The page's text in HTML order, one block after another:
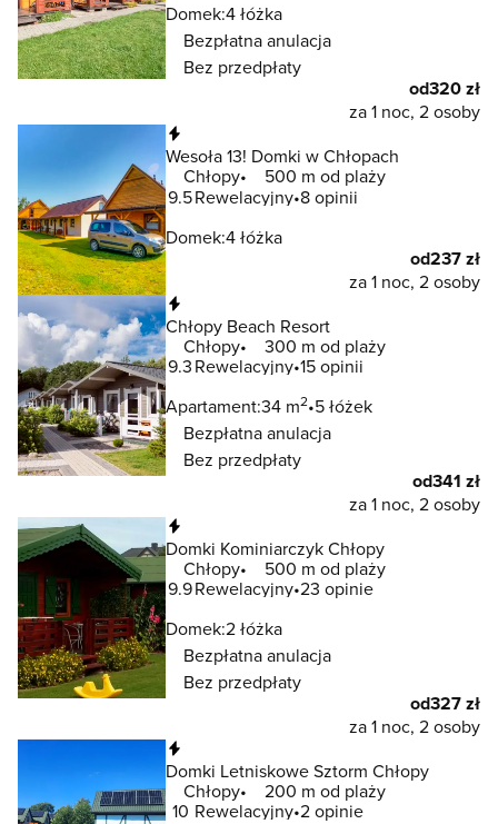
Domek:4 łóżka
Bezpłatna anulacja
Bez przedpłaty
od320 zł
za 1 noc, 2 osoby
Wesoła 13! Domki w Chłopach
Chłopy
500 m od plaży
9.5Rewelacyjny 8 opinii
Domek:4 łóżka
od237 zł
za 1 noc, 2 osoby
Chłopy Beach Resort
Chłopy
300 m od plaży
9.3Rewelacyjny 15 opinii
Apartament:34 m2 5 łóżek
Bezpłatna anulacja
Bez przedpłaty
od341 zł
za 1 noc, 2 osoby
Domki Kominiarczyk Chłopy
Chłopy
500 m od plaży
9.9Rewelacyjny 23 opinie
Domek:2 łóżka
Bezpłatna anulacja
Bez przedpłaty
od327 zł
za 1 noc, 2 osoby
Domki Letniskowe Sztorm Chłopy
Chłopy
200 m od plaży
10 Rewelacyjny 2 opinie